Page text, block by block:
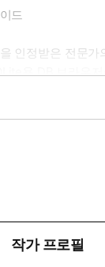
드
인정받은 전문
용 DB 브라우
하며, SQL의 기
작가 프로필